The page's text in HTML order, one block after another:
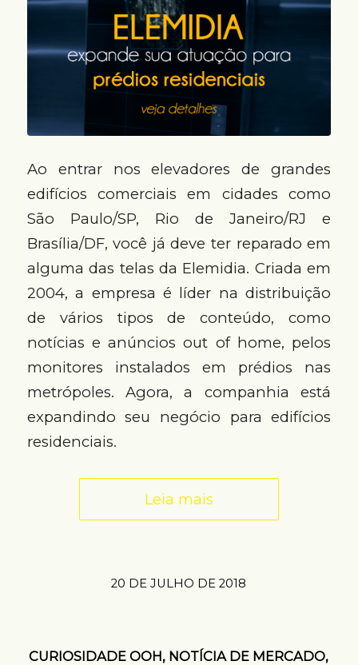
Ao entrar nos elevadores de grandes
edifícios comerciais em cidades como
São Paulo/SP, Rio de Janeiro/RJ e
Brasília/DF, você já deve ter reparado em
alguma das telas da Elemidia. Criada em
2004, a empresa é líder na distribuição
de vários tipos de conteúdo, como
notícias e anúncios out of home, pelos
monitores instalados em prédios nas
metrópoles. Agora, a companhia está
expandindo seu negócio para edifícios
residenciais.
Leia mais
20 DE JULHO DE 2018
CURIOSIDADE OOH, NOTÍCIA DE MERCADO,